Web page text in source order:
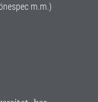
m.m.)